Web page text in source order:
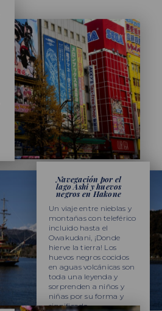
Navegación por el
lago Ashi y huevos
negros en Hakone
Un viaje entre nieblas y
montañas con teleférico
incluido hasta el
Owakudani, ¡Donde
hierve la tierra! Los
huevos negros cocidos
en aguas volcánicas son
toda una leyenda y
sorprenden a niños y
niñas por su forma y
significado.